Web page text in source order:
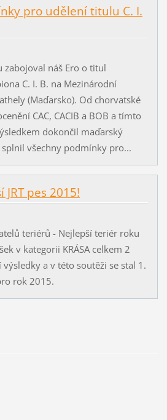
pro udělení titulu C. I.
náš Ero o titul
C. I. B. na Mezinárodní
(Maďarsko). Od chorvatské
CAC, CACIB a BOB a tímto
dokončil maďarský
všechny podmínky pro...
JRT pes 2015!
teriérů - Nejlepší teriér roku
v kategorii KRÁSA celkem 2
a v této soutěži se stal 1.
rok 2015.